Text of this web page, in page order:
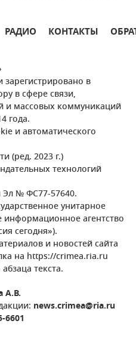
РАДИО КОНТАКТЫ
в
в сфере связи,
и массовых коммуникаций
года.
и автоматического
(ред. 2023 г.)
технологий
Эл № ФС77-57640.
унитарное
агентство
сегодня»).
и новостей сайта
на https://crimea.ria.ru
текста.
А.В.
news.crimea@ria.ru
6601